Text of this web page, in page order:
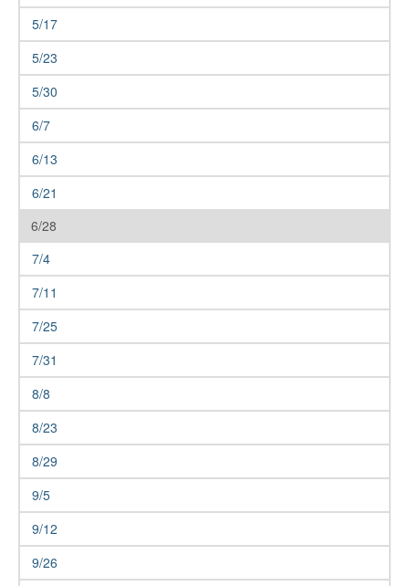
5/17
5/23
5/30
6/7
6/13
6/21
6/28
7/4
7/11
7/25
7/31
8/8
8/23
8/29
9/5
9/12
9/26